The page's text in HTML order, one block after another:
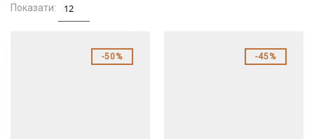
Показати:
50% 45%